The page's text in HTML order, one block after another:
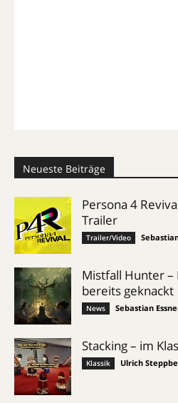
Neueste Beiträge
Persona 4
Trailer
Trailer/Video
Mistfall Hunter
bereits geknackt
News Sebastian
Stacking – im
Klassik Ulrich